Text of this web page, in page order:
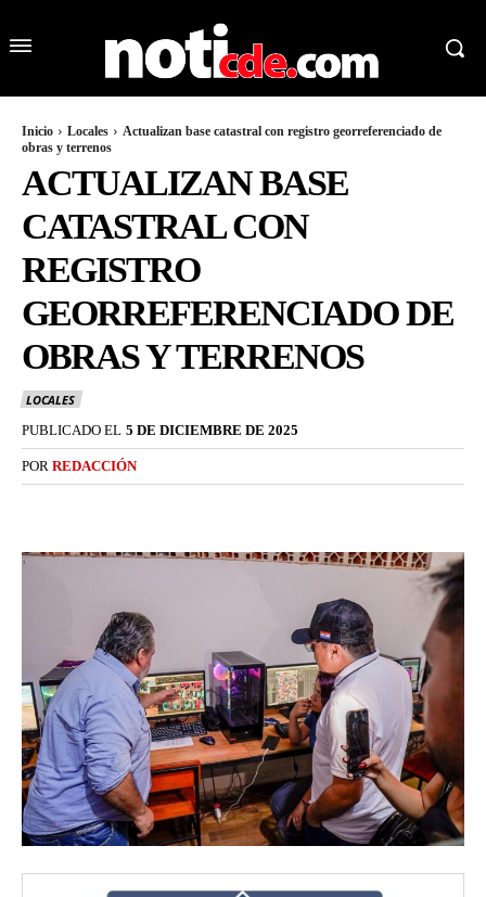
Inicio Locales
Actualizan base catastral con registro georreferenciado de
obras y terrenos
ACTUALIZAN BASE
CATASTRAL CON
REGISTRO
GEORREFERENCIADO DE
OBRAS Y TERRENOS
LOCALES
PUBLICADO EL 5 DE DICIEMBRE DE 2025
POR REDACCIÓN